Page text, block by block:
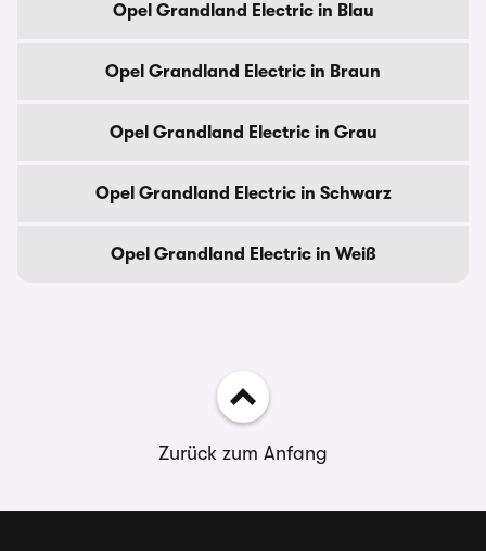
Opel Grandland Electric in Blau
Opel Grandland Electric in Braun
Opel Grandland Electric in Grau
Opel Grandland Electric in Schwarz
Opel Grandland Electric in Weiß
Zurück zum Anfang